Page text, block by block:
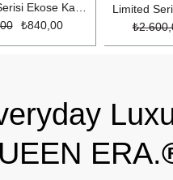
Cool Mode Serisi Ekose Kargo Pantolon Gri Ekose
₺840,00
ERA.